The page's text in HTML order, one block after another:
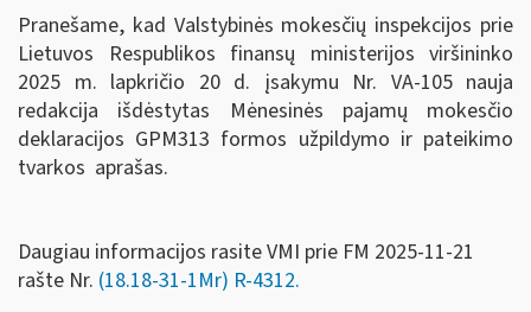
Pranešame, kad Valstybinės mokesčių inspekcijos prie
Lietuvos Respublikos finansų ministerijos viršininko
2025 m. lapkričio 20 d. įsakymu Nr. VA-105 nauja
redakcija išdėstytas Mėnesinės pajamų mokesčio
deklaracijos GPM313 formos užpildymo ir pateikimo
tvarkos aprašas.
Daugiau informacijos rasite VMI prie FM 2025-11-21
rašte Nr. (18.18-31-1Mr) R-4312.